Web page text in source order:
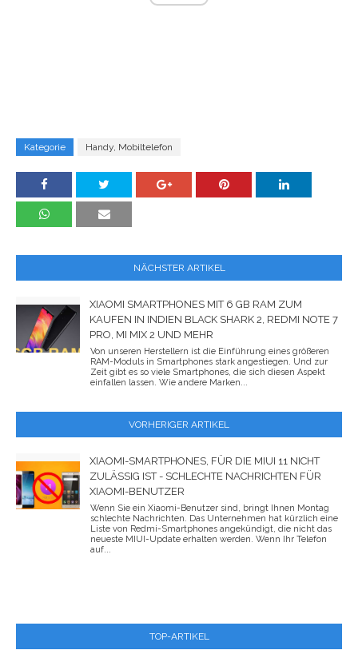
Kategorie Handy, Mobiltelefon
NÄCHSTER ARTIKEL
XIAOMI SMARTPHONES MIT 6 GB RAM ZUM
KAUFEN IN INDIEN BLACK SHARK 2, REDMI NOTE 7
PRO, MI MIX 2 UND MEHR
Von unseren Herstellern ist die Einführung eines größeren
RAM-Moduls in Smartphones stark angestiegen. Und zur
Zeit gibt es so viele Smartphones, die sich diesen Aspekt
einfallen lassen. Wie andere Marken...
VORHERIGER ARTIKEL
XIAOMI-SMARTPHONES, FÜR DIE MIUI 11 NICHT
ZULÄSSIG IST - SCHLECHTE NACHRICHTEN FÜR
XIAOMI-BENUTZER
Wenn Sie ein Xiaomi-Benutzer sind, bringt Ihnen Montag
schlechte Nachrichten. Das Unternehmen hat kürzlich eine
Liste von Redmi-Smartphones angekündigt, die nicht das
neueste MIUI-Update erhalten werden. Wenn Ihr Telefon
auf...
TOP-ARTIKEL